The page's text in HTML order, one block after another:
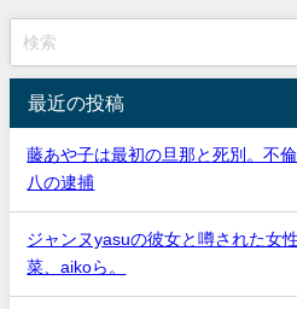
最近の投稿
藤あや子は最初の旦那と死別。不
八の逮捕
ジャンヌyasuの彼女と噂された女
菜、aikoら。